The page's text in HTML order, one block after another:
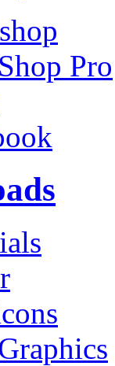
Pro